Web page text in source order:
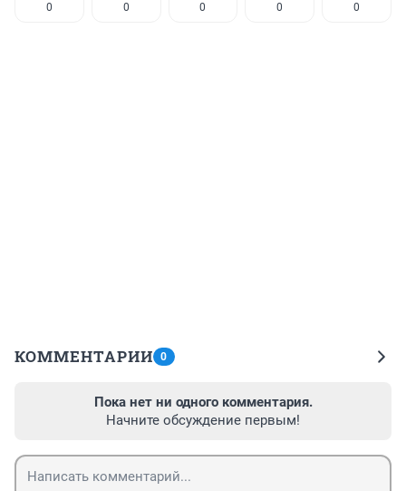
0 0 0 0 0
КОММЕНТАРИИ 0
Пока нет ни одного комментария.
Начните обсуждение первым!